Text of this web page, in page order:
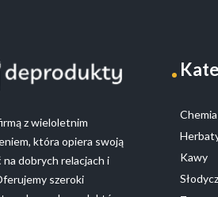
z wieloletnim
która opiera swoją
na dobrych relacjach i
szeroki
Kawy